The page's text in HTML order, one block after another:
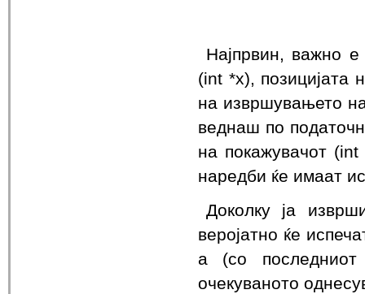
Најпрвин, важно
(int *x), позицијата
на извршувањето
веднаш по
на покажувачот
наредби ќе имаат
Доколку ја
веројатно ќе
a (со
очекуваното